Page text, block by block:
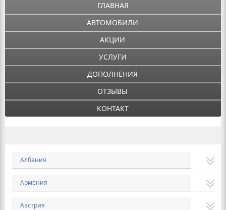
ГЛАВНАЯ
АВТОМОБИЛИ
АКЦИИ
УСЛУГИ
ДОПОЛНЕНИЯ
ОТЗЫВЫ
КОНТАКТ
Албания
Армения
Австрия